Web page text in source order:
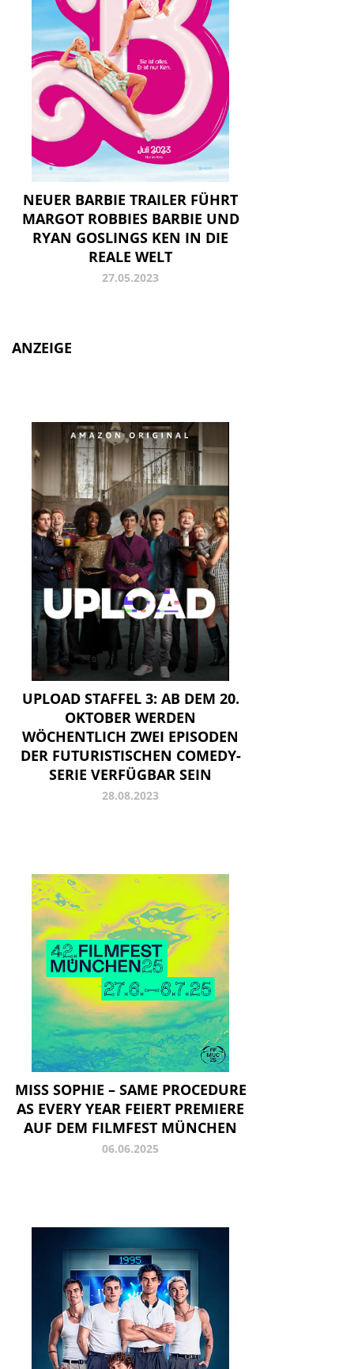
NEUER BARBIE TRAILER FÜHRT
MARGOT ROBBIES BARBIE UND
RYAN GOSLINGS KEN IN DIE
REALE WELT
27.05.2023
ANZEIGE
UPLOAD STAFFEL 3: AB DEM 20.
OKTOBER WERDEN
WÖCHENTLICH ZWEI EPISODEN
DER FUTURISTISCHEN COMEDY-
SERIE VERFÜGBAR SEIN
28.08.2023
MISS SOPHIE – SAME PROCEDURE
AS EVERY YEAR FEIERT PREMIERE
AUF DEM FILMFEST MÜNCHEN
06.06.2025